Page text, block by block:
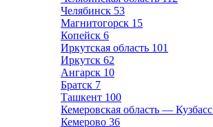
Челябинск 53
Магнитогорск 15
Копейск 6
Иркутская область 101
Иркутск 62
Ангарск 10
Братск 7
Ташкент 100
Кемеровская область — Кузбасс
Кемерово 36